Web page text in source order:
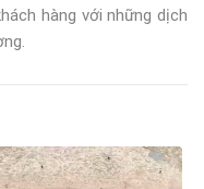
hàng với những dịch